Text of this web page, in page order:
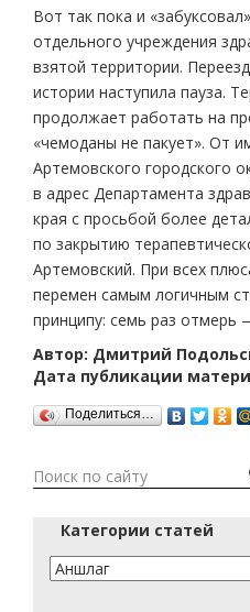
Вот так пока и
отдельного учреждения
взятой территории.
истории наступила пауза.
продолжает работать на
«чемоданы не пакует». От
Артемовского городского
в адрес Департамента
края с просьбой более
по закрытию
Артемовский. При всех
перемен самым логичным
принципу: семь раз отмерь
Автор: Дмитрий
Дата публикации
Поделиться…
Категории статей